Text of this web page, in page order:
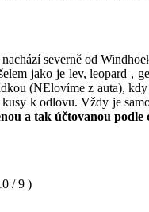
nachází severně od
jako je lev, leopard ,
(NElovíme z auta),
k odlovu. Vždy je
a tak účtovanou
/ 9 )